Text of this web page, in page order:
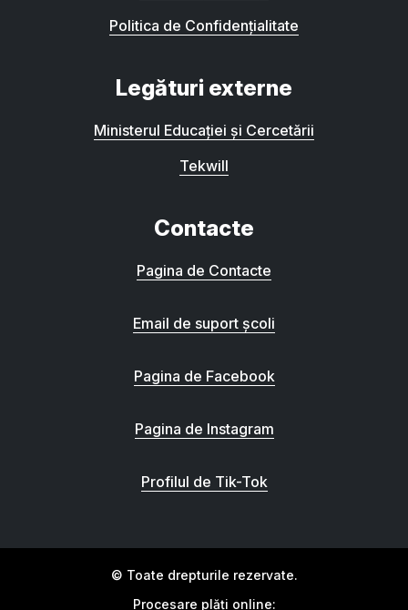
Politica de Confidențialitate
Legături externe
Ministerul Educației și Cercetării
Tekwill
Contacte
Pagina de Contacte
Email de suport școli
Pagina de Facebook
Pagina de Instagram
Profilul de Tik-Tok
© Toate drepturile rezervate.
Procesare plăți online: